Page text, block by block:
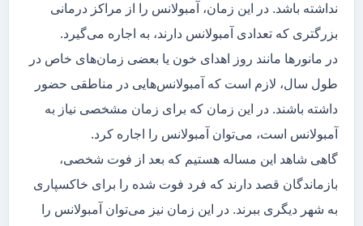
نداشته باشد. در این زمان، آمبولانس را از مراکز درمانی
بزرگتری که تعدادی آمبولانس دارند، به اجاره می‌گیرد.
در مانور‌ها مانند روز اهدای خون یا بعضی زمان‌های خاص در
طول سال، لازم است که آمبولانس‌هایی در مناطقی حضور
داشته باشند. در این زمان که برای زمان مشخصی نیاز به
آمبولانس است، می‌توان آمبولانس را اجاره کرد.
گاهی شاهد این مساله هستیم که بعد از فوت شخصی،
بازماندگان قصد دارند که فرد فوت شده را برای خاکسپاری
به شهر دیگری ببرند. در این زمان نیز می‌توان آمبولانس را